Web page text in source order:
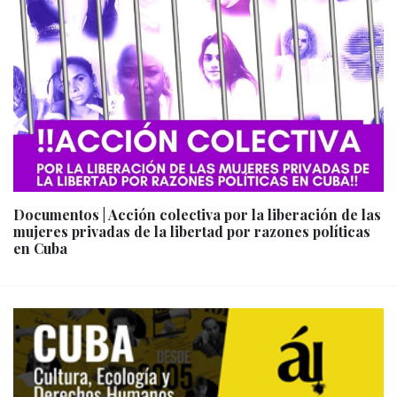
Documentos | Acción colectiva por la liberación de las
mujeres privadas de la libertad por razones políticas
en Cuba